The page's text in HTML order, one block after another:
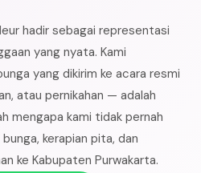
hadir sebagai representasi
yang nyata. Kami
yang dikirim ke acara resmi
atau pernikahan — adalah
mengapa kami tidak pernah
kerapian pita, dan
ke Kabupaten Purwakarta.